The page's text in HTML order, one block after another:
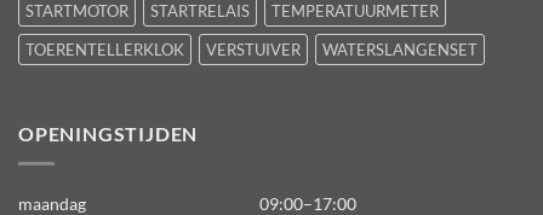
STARTMOTOR
STARTRELAIS
TEMPERATUURMETER
TOERENTELLERKLOK
VERSTUIVER WATERSLANGENSET
OPENINGSTIJDEN
maandag
09:00–17:00